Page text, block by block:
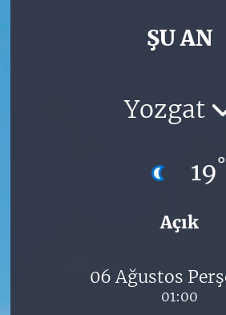
ŞU AN
Yozgat
19°
Açık
06 Ağustos
01:00